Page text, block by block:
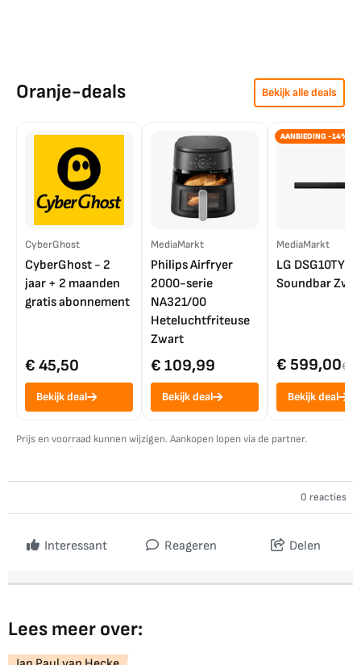
Oranje-deals Bekijk alle deals
CyberGhost
CyberGhost - 2
jaar + 2 maanden
gratis abonnement
€ 45,50
Bekijk deal
MediaMarkt
Philips Airfryer
2000-serie
NA321/00
Heteluchtfriteuse
Zwart
€ 109,99
Bekijk deal
AANBIEDING -14%
MediaMarkt
LG DSG10TY
Soundbar
€ 599,00€
Bekijk deal
Prijs en voorraad kunnen wijzigen. Aankopen lopen via de partner.
0 reacties
Interessant Reageren Delen
Lees meer over: